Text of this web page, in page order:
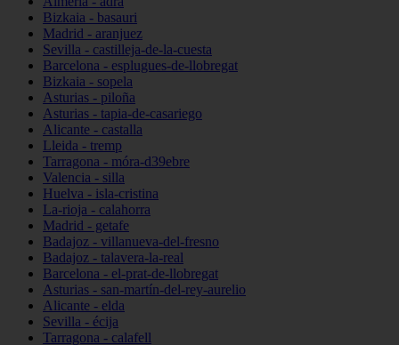
Bizkaia - basauri
Madrid - aranjuez
Sevilla - castilleja-de-la-cuesta
Barcelona - esplugues-de-llobregat
Bizkaia - sopela
Asturias - piloña
Asturias - tapia-de-casariego
Alicante - castalla
Lleida - tremp
Tarragona - móra-d39ebre
Valencia - silla
Huelva - isla-cristina
La-rioja - calahorra
Madrid - getafe
Badajoz - villanueva-del-fresno
Badajoz - talavera-la-real
Barcelona - el-prat-de-llobregat
Asturias - san-martín-del-rey-aurelio
Alicante - elda
Sevilla - écija
Tarragona - calafell